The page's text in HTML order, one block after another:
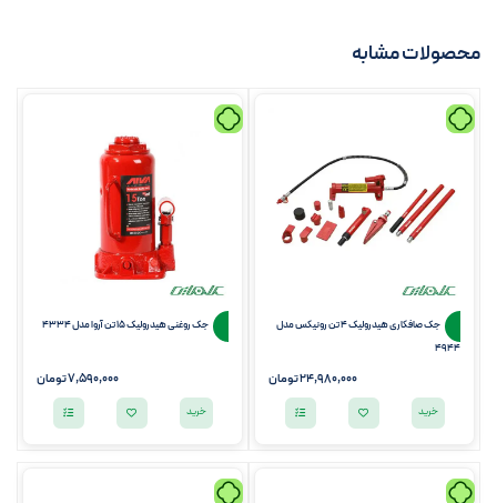
محصولات مشابه
جک صافکاری هیدرولیک 4 تن رونیکس مدل
4944
24,980,000تومان
خرید
جک روغنی هيدروليک 15 تن آروا مدل 4334
7,590,000تومان
خرید